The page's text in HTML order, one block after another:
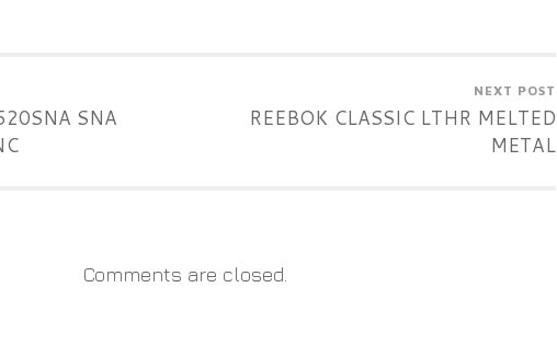
SNA
NEXT POST
REEBOK CLASSIC LTHR MELTED
METAL
Comments are closed.